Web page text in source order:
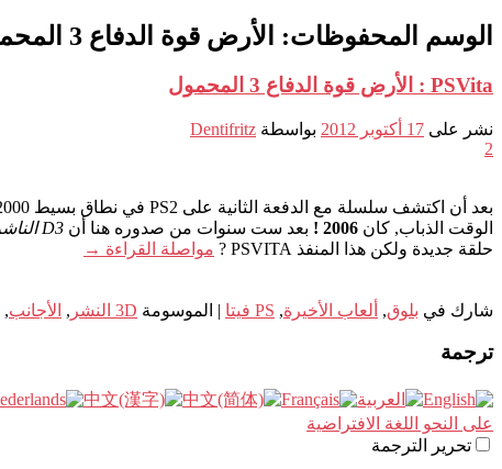
الوسم المحفوظات: الأرض قوة الدفاع 3 المحمول
PSVita : الأرض قوة الدفاع 3 المحمول
نشر على 17 أكتوبر 2012 بواسطة Dentifritz
2
الوقت الذباب, كان 2006 ! بعد ست سنوات من صدوره هنا أن D3 الناشر
حلقة جديدة ولكن هذا المنفذ PSVITA ?
مواصلة القراءة →
شارك في بلوق, ألعاب الأخيرة, PS فيتا | الموسومة 3D النشر , الأجانب,
ترجمة
على النحو اللغة الافتراضية
تحرير الترجمة